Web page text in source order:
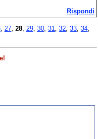
Rispondi
, 27, 28, 29, 30, 31, 32, 33, 34,